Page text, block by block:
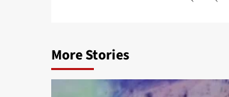
More Stories